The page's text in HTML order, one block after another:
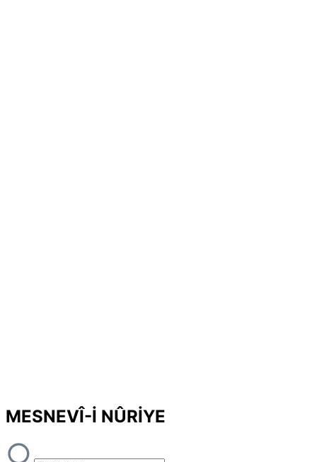
MESNEVÎ-İ NÛRİYE